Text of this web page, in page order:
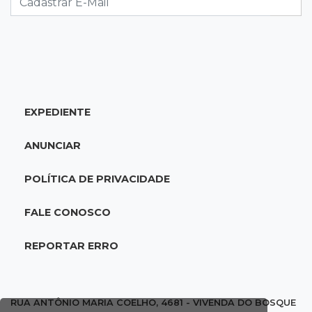
20:06Balcão de empregos
abertas em 114 funções
19:47Festival do Sobá
Em visita à Feira Central, Riedel volta a
futuro do jogo do bicho no País
EXPEDIENTE
ANUNCIAR
POLÍTICA DE PRIVACIDADE
FALE CONOSCO
REPORTAR ERRO
RUA ANTÔNIO MARIA COELHO, 4681 - VIVENDA DO BOSQUE